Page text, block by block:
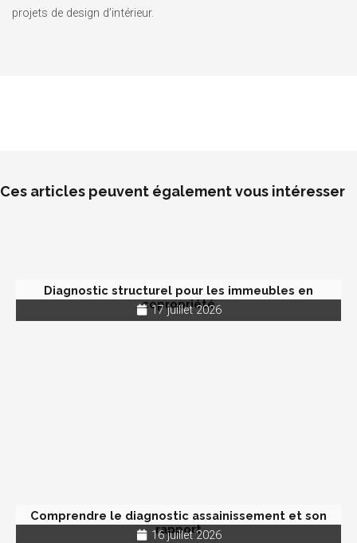
projets de design d’intérieur.
Ces articles peuvent également vous intéresser
Diagnostic structurel pour les immeubles en
copropriété
17 juillet 2026
Comprendre le diagnostic assainissement et son
rapport
16 juillet 2026